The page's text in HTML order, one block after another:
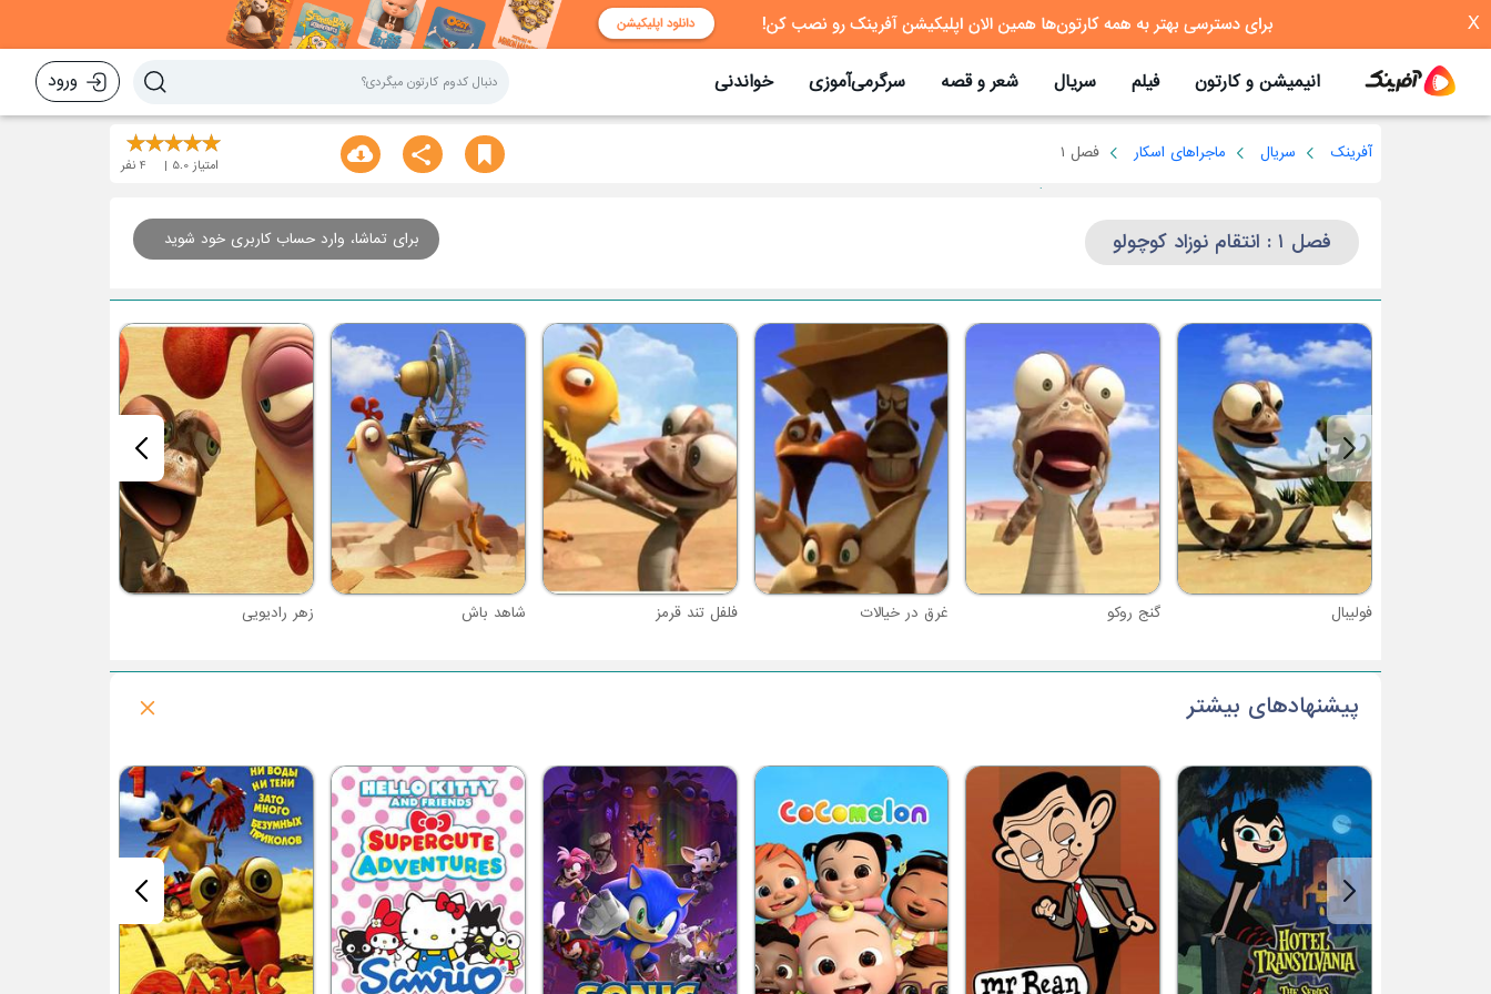
X
انیمیشن و کارتون فیلم سریال شعر و قصه سرگرمی‌آموزی خواندنی ورود
آفرینک سریال ماجراهای اسکار فصل ۱
امتیاز 5.0
4 نفر
فصل ۱ : انتقام نوزاد کوچولو برای تماشا، وارد حساب کاربری خود شوید
فولیبال گنج روکو غرق در خیالات فلفل تند قرمز شاهد باش زهر رادیویی
پیشنهادهای بیشتر